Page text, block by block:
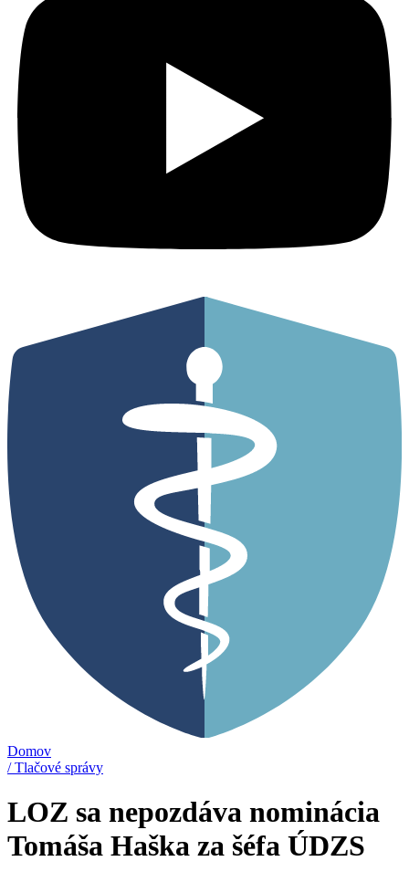
Domov
/ Tlačové správy
LOZ sa nepozdáva nominácia
Tomáša Haška za šéfa ÚDZS